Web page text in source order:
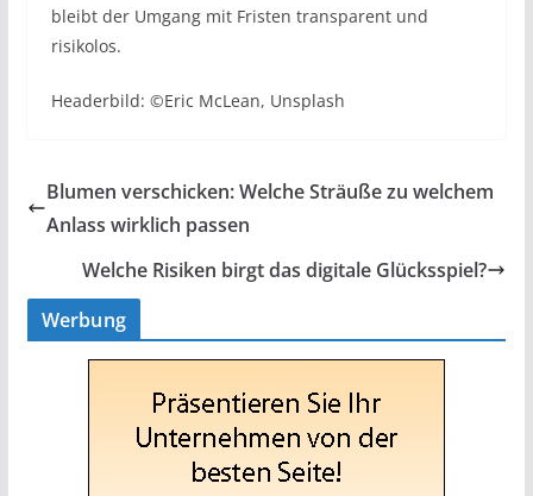
bleibt der Umgang mit Fristen transparent und
risikolos.
Headerbild: ©Eric McLean, Unsplash
Blumen verschicken: Welche Sträuße zu welchem
Anlass wirklich passen
Welche Risiken birgt das digitale Glücksspiel?
Werbung